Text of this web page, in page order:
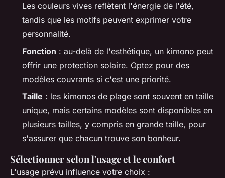
Les couleurs vives reflètent l'énergie de l'été,
tandis que les motifs peuvent exprimer votre
personnalité.
Fonction : au-delà de l'esthétique, un kimono peut
offrir une protection solaire. Optez pour des
modèles couvrants si c'est une priorité.
Taille : les kimonos de plage sont souvent en taille
unique, mais certains modèles sont disponibles en
plusieurs tailles, y compris en grande taille, pour
s'assurer que chacun trouve son bonheur.
Sélectionner selon l'usage et le confort
L'usage prévu influence votre choix :